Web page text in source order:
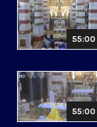
55:00
55:00